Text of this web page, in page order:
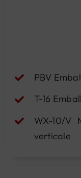
PBV
T-16
WX-10/V
verticale